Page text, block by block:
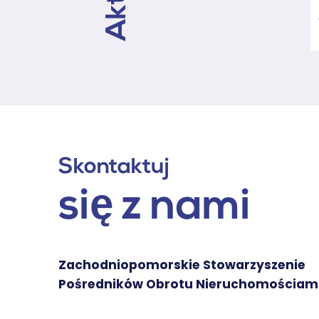
Skontaktuj
się z nami
Zachodniopomorskie Stowarzyszenie
Pośredników Obrotu